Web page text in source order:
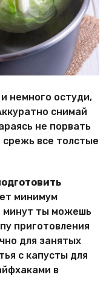
немного остуди,
снимай
не порвать
все толстые
минимум
минут ты можешь
приготовления
для занятых
с капусты для
в